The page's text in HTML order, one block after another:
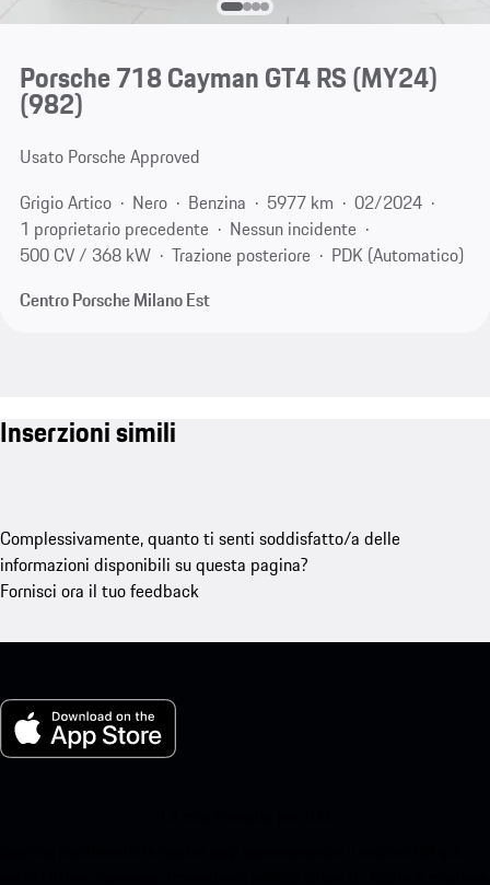
Porsche 718 Cayman GT4 RS (MY24)
(982)
Usato Porsche Approved
Grigio Artico
Nero Benzina 5977 km
02/2024
1 proprietario precedente
Nessun incidente
500 CV / 368 kW
Trazione posteriore
PDK (Automatico)
Centro Porsche Milano Est
Inserzioni simili
Complessivamente, quanto ti senti soddisfatto/a delle
informazioni disponibili su questa pagina?
Fornisci ora il tuo feedback